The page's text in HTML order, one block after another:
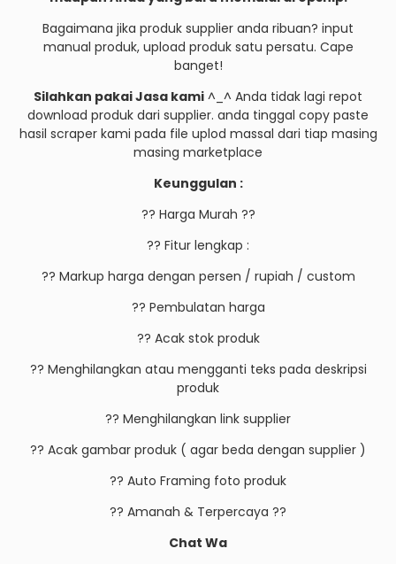
Bagaimana jika produk supplier anda ribuan? input
manual produk, upload produk satu persatu. Cape
banget!
Silahkan pakai Jasa kami ^_^ Anda tidak lagi repot
download produk dari supplier. anda tinggal copy paste
hasil scraper kami pada file uplod massal dari tiap masing
masing marketplace
Keunggulan :
?? Harga Murah ??
?? Fitur lengkap :
?? Markup harga dengan persen / rupiah / custom
?? Pembulatan harga
?? Acak stok produk
?? Menghilangkan atau mengganti teks pada deskripsi
produk
?? Menghilangkan link supplier
?? Acak gambar produk ( agar beda dengan supplier )
?? Auto Framing foto produk
?? Amanah & Terpercaya ??
Chat Wa